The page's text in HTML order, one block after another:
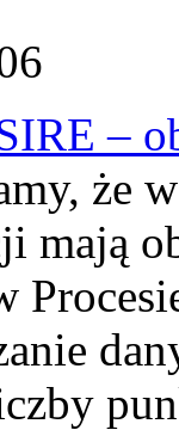
–
że
mają